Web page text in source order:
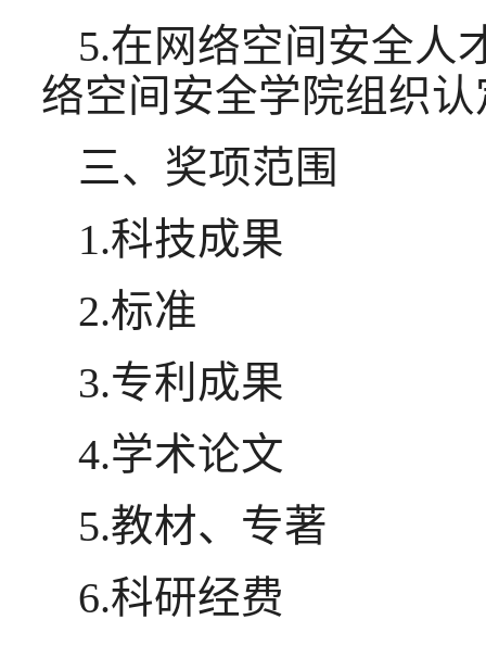
5.在网络空间安全人
络空间安全学院组织
三、奖项范围
1.科技成果
2.标准
3.专利成果
4.学术论文
5.教材、专著
6.科研经费